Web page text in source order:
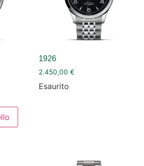
1926
2.450,00 €
Esaurito